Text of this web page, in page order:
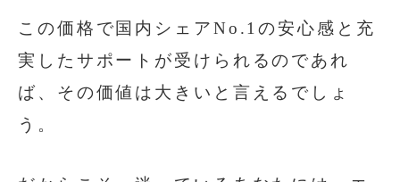
この価格で国内シェアNo.1の安心感と充
実したサポートが受けられるのであれ
ば、その価値は大きいと言えるでしょ
う。